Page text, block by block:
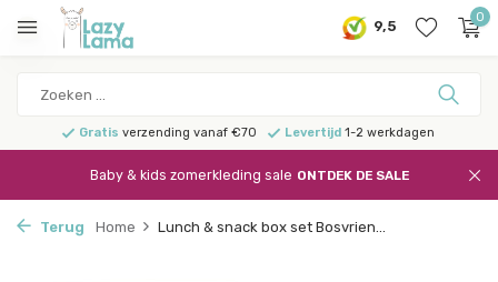
9,5
0
Gratis verzending vanaf €70 Levertijd1-2 werkdagen
Baby & kids zomerkleding sale ONTDEK DE SALE
Terug Home Lunch & snack box set Bosvrien...